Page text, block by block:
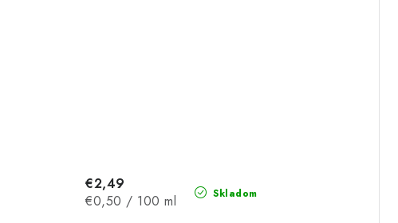
Skladom
€2,49
Jednotková
€0,50 / 100 ml